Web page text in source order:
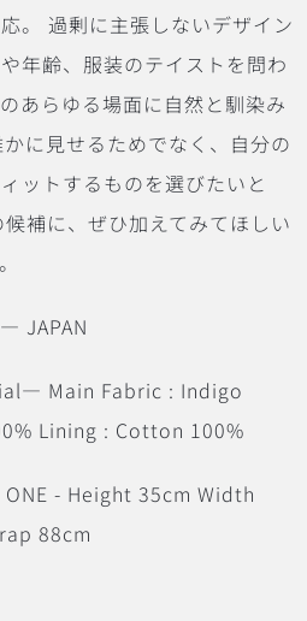
。 過剰に主張しないデザイン
年齢、服装のテイストを問わ
あらゆる場面に自然と馴染み
かに見せるためでなく、自分の
ットするものを選びたいと
候補に、ぜひ加えてみてほしい
JAPAN
Main Fabric : Indigo
Lining : Cotton 100%
- Height 35cm Width
88cm